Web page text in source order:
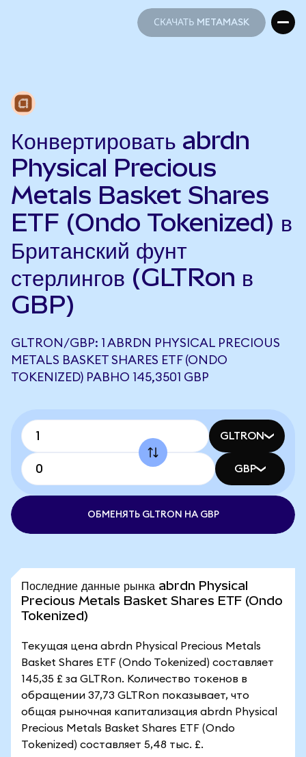
СКАЧАТЬ METAMASK
Конвертировать abrdn
Physical Precious
Metals Basket Shares
ETF (Ondo Tokenized) в
Британский фунт
стерлингов (GLTRon в
GBP)
GLTRON/GBP: 1 ABRDN PHYSICAL PRECIOUS
METALS BASKET SHARES ETF (ONDO
TOKENIZED) РАВНО 145,3501 GBP
GLTRON
GBP
ОБМЕНЯТЬ GLTRON НА GBP
Последние данные рынка abrdn Physical
Precious Metals Basket Shares ETF (Ondo
Tokenized)
Текущая цена abrdn Physical Precious Metals
Basket Shares ETF (Ondo Tokenized) составляет
145,35 £ за GLTRon. Количество токенов в
обращении 37,73 GLTRon показывает, что
общая рыночная капитализация abrdn Physical
Precious Metals Basket Shares ETF (Ondo
Tokenized) составляет 5,48 тыс. £.